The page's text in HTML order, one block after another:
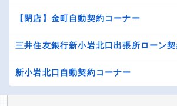
【閉店】金町自動契約コーナー
三井住友銀行新小岩北口出張所ローン
新小岩北口自動契約コーナー